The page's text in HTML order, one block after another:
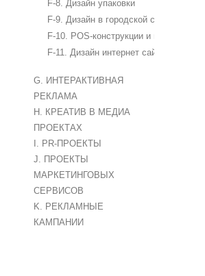
F-8. Дизайн упаковки
F-9. Дизайн в городской среде,
F-10. POS-конструкции и материалы
F-11. Дизайн интернет сайтов и
G. ИНТЕРАКТИВНАЯ
РЕКЛАМА
H. КРЕАТИВ В МЕДИА
ПРОЕКТАХ
I. PR-ПРОЕКТЫ
J. ПРОЕКТЫ
МАРКЕТИНГОВЫХ
СЕРВИСОВ
K. РЕКЛАМНЫЕ
КАМПАНИИ